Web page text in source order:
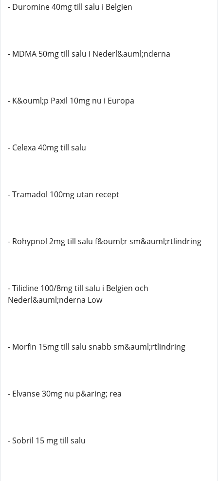
- Duromine 40mg till salu i Belgien
- MDMA 50mg till salu i Nederl&auml;nderna
- K&ouml;p Paxil 10mg nu i Europa
- Celexa 40mg till salu
- Tramadol 100mg utan recept
- Rohypnol 2mg till salu f&ouml;r sm&auml;rtlindring
- Tilidine 100/8mg till salu i Belgien och
Nederl&auml;nderna Low
- Morfin 15mg till salu snabb sm&auml;rtlindring
- Elvanse 30mg nu p&aring; rea
- Sobril 15 mg till salu